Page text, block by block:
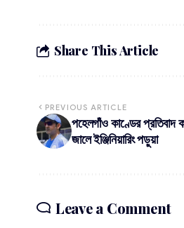
Share This Article
PREVIOUS ARTICLE
পহেলগাঁও কাণ্ডের প্রতিবাদ
জালে ইঞ্জিনিয়ারিং পড়ুয়া
Leave a Comment